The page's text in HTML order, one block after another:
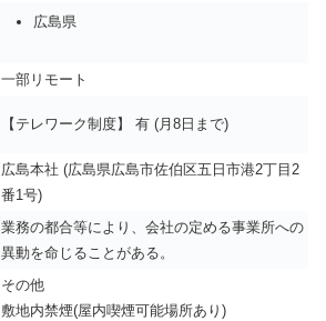
広島県
一部リモート
【テレワーク制度】 有 (月8日まで)
広島本社 (広島県広島市佐伯区五日市港2丁目2
番1号)
業務の都合等により、会社の定める事業所への
異動を命じることがある。
その他
敷地内禁煙(屋内喫煙可能場所あり)